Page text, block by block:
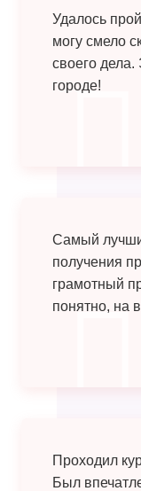
Удалось
могу смело
своего
городе!
Самый
получения
грамотный
понятно, на
Проходил
Был